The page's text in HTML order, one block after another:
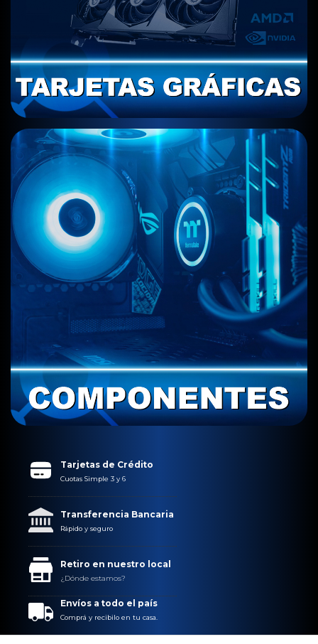
Tarjetas de Crédito
Cuotas Simple 3 y 6
Transferencia Bancaria
Rápido y seguro
Retiro en nuestro local
¿Dónde estamos?
Envíos a todo el país
Comprá y recibilo en tu casa.